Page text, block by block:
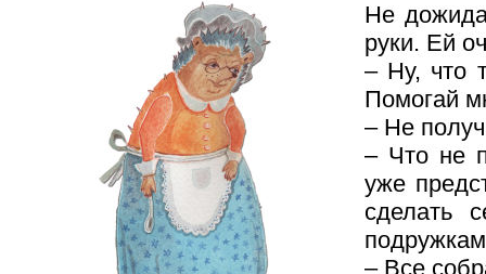
Не
руки. Ей
– Ну, что
Помогай
– Не
– Что не
уже
сделать
– Все